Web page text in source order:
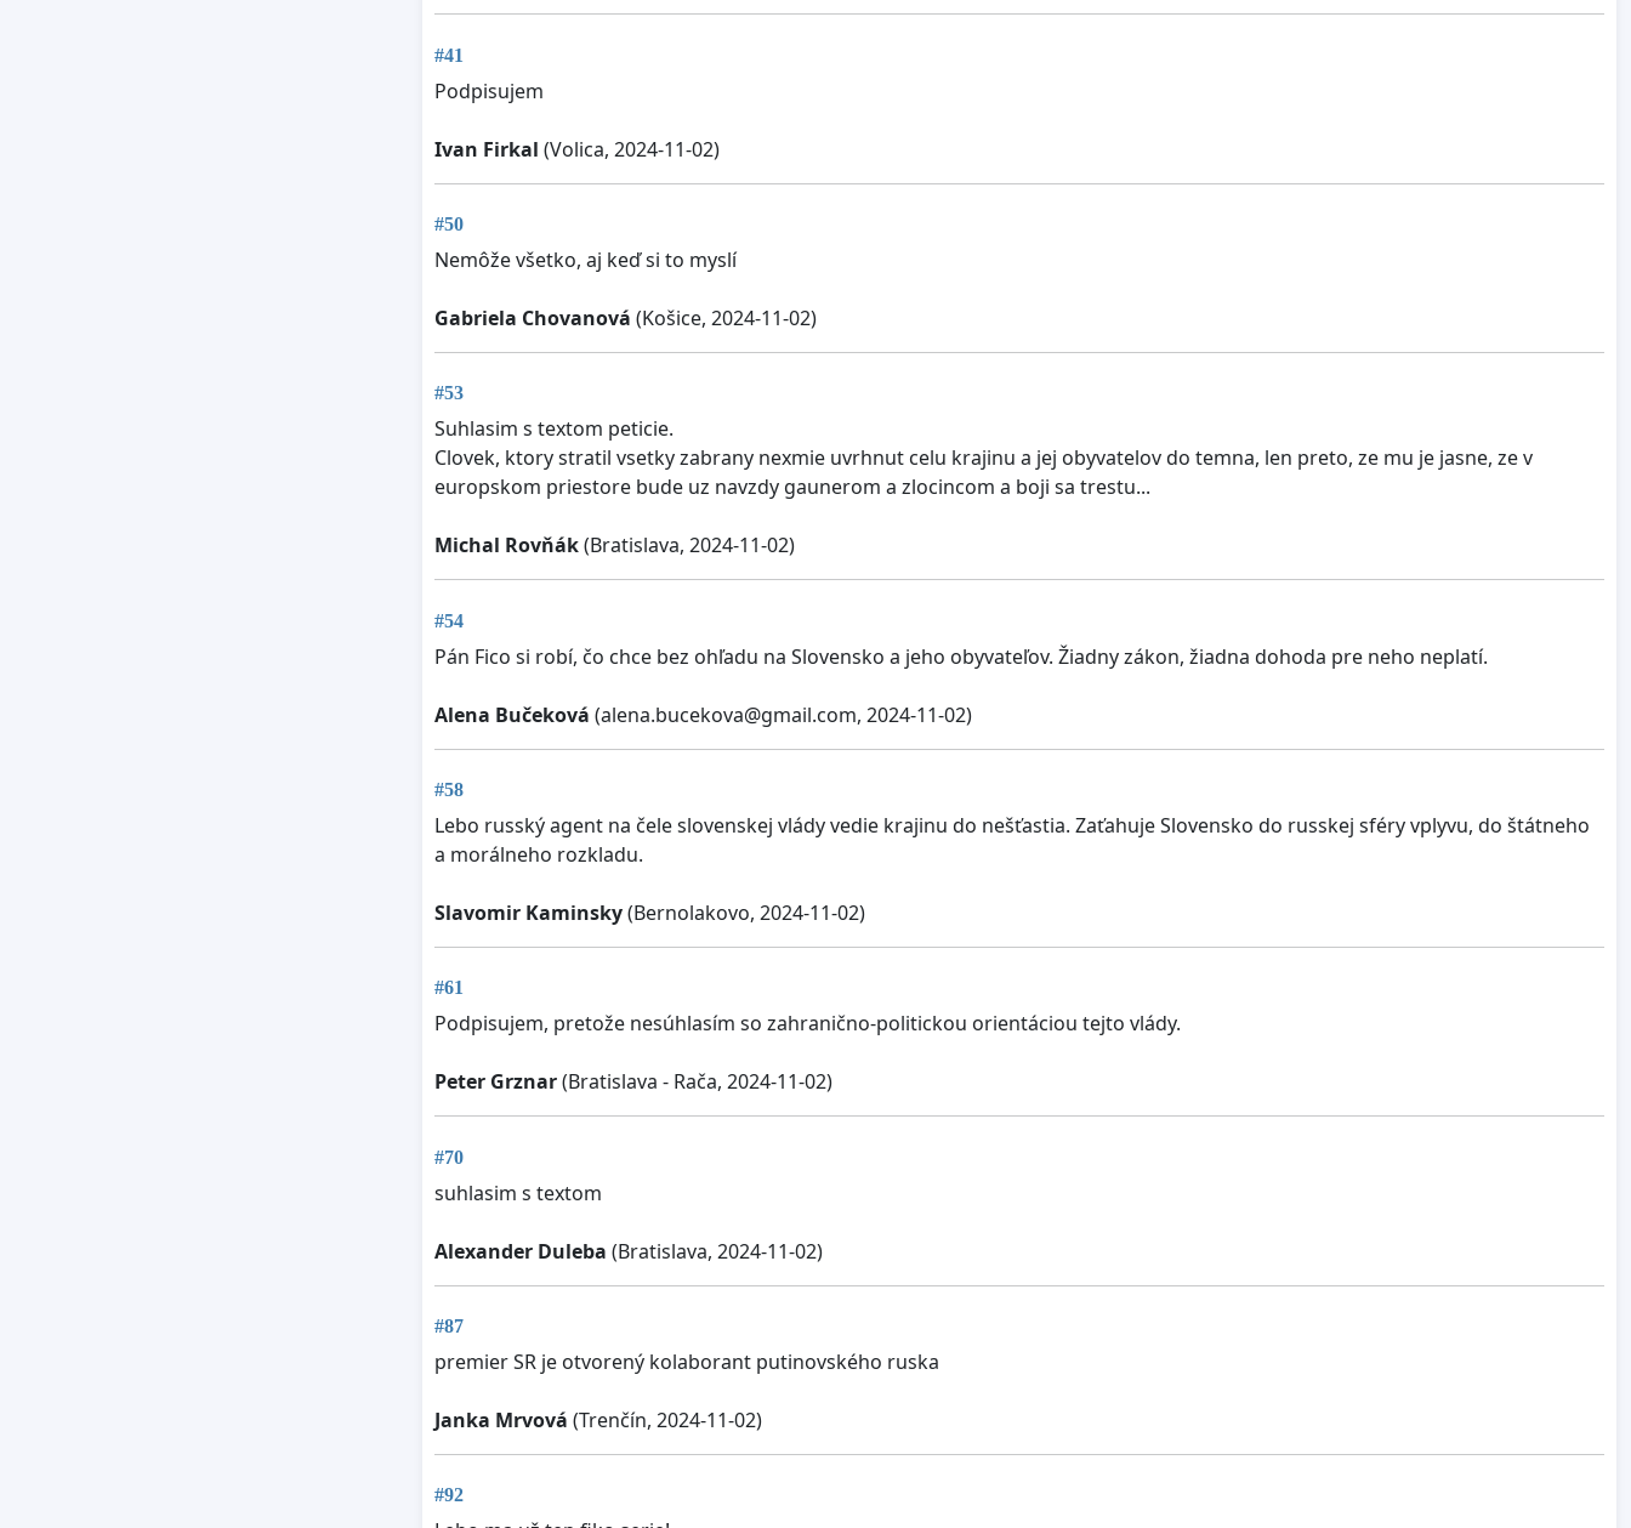
#41
Podpisujem
Ivan Firkal (Volica, 2024-11-02)
#50
Nemôže všetko, aj keď si to myslí
Gabriela Chovanová (Košice, 2024-11-02)
#53
Suhlasim s textom peticie.
Clovek, ktory stratil vsetky zabrany nexmie uvrhnut celu krajinu a jej obyvatelov do temna, len preto, ze mu je jasne, ze v
europskom priestore bude uz navzdy gaunerom a zlocincom a boji sa trestu...
Michal Rovňák(Bratislava, 2024-11-02)
#54
Pán Fico si robí, čo chce bez ohľadu na Slovensko a jeho obyvateľov. Žiadny zákon, žiadna dohoda pre neho neplatí.
Alena Bučeková (alena.bucekova@gmail.com, 2024-11-02)
#58
Lebo russký agent na čele slovenskej vlády vedie krajinu do nešťastia. Zaťahuje Slovensko do russkej sféry vplyvu, do štátneho
a morálneho rozkladu.
Slavomir Kaminsky(Bernolakovo, 2024-11-02)
#61
Podpisujem, pretože nesúhlasím so zahranično-politickou orientáciou tejto vlády.
Peter Grznar(Bratislava - Rača, 2024-11-02)
#70
suhlasim s textom
Alexander Duleba (Bratislava, 2024-11-02)
#87
premier SR je otvorený kolaborant putinovského ruska
Janka Mrvová (Trenčín, 2024-11-02)
#92